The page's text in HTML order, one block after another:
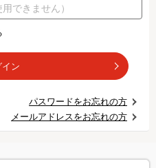
イン
パスワードをお忘れの方
メールアドレスをお忘れの方